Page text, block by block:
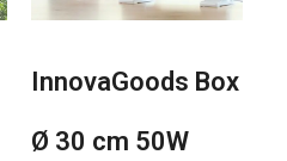
InnovaGoods Box
Ø 30 cm 50W